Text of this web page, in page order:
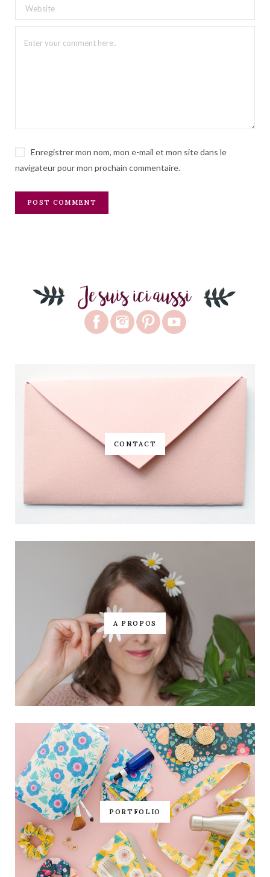
Enregistrer mon nom, mon e-mail et mon site dans le
navigateur pour mon prochain commentaire.
CONTACT
A PROPOS
PORTFOLIO